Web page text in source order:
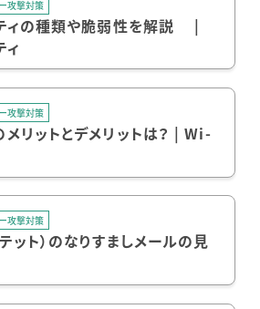
攻撃対策
ィの種類や脆弱性を解説 |
攻撃対策
リットとデメリットは？ | Wi-
攻撃対策
ット）のなりすましメールの見